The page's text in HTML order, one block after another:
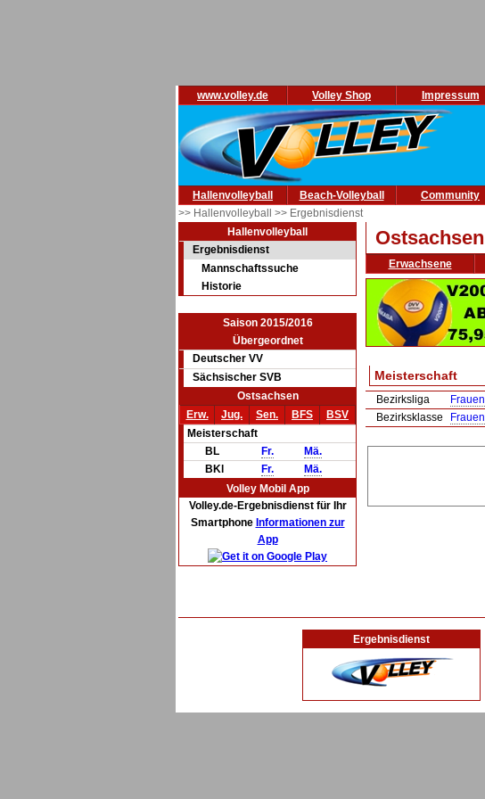
www.volley.de Volley Shop Impressum
Hallenvolleyball Beach-Volleyball Community
>> Hallenvolleyball >> Ergebnisdienst
Hallenvolleyball
Ergebnisdienst
Mannschaftssuche
Historie
Saison 2015/2016
Übergeordnet
Deutscher VV
Sächsischer SVB
Ostsachsen
Erw.
Jug. Sen. BFS
BSV
Meisterschaft
BL
Fr.
Mä.
BKl
Fr.
Mä.
Volley Mobil App
Volley.de-Ergebnisdienst für Ihr
Smartphone Informationen zur
App
Ostsachsen
Erwachsene
Meisterschaft
Bezirksliga Frauen
Bezirksklasse
Frauen
Ergebnisdienst